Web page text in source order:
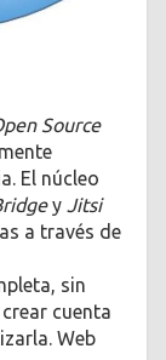
Source
El núcleo
y Jitsi
a través de
sin
cuenta
Web